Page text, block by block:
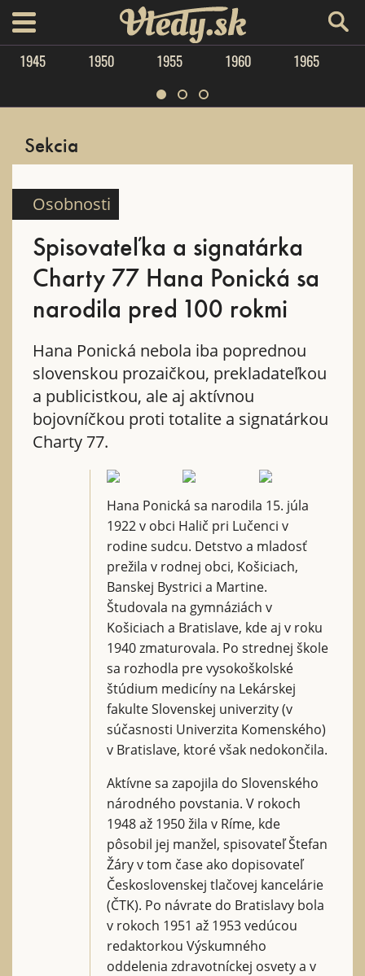
menu Vtedy.sk
1945 1950 1955 1960 1965
Sekcia
Osobnosti
Spisovateľka a signatárka
Charty 77 Hana Ponická sa
narodila pred 100 rokmi
Hana Ponická nebola iba poprednou
slovenskou prozaičkou, prekladateľkou
a publicistkou, ale aj aktívnou
bojovníčkou proti totalite a signatárkou
Charty 77.
Hana Ponická sa narodila 15. júla
1922 v obci Halič pri Lučenci v
rodine sudcu. Detstvo a mladosť
prežila v rodnej obci, Košiciach,
Banskej Bystrici a Martine.
Študovala na gymnáziách v
Košiciach a Bratislave, kde aj v roku
1940 zmaturovala. Po strednej škole
sa rozhodla pre vysokoškolské
štúdium medicíny na Lekárskej
fakulte Slovenskej univerzity (v
súčasnosti Univerzita Komenského)
v Bratislave, ktoré však nedokončila.
Aktívne sa zapojila do Slovenského
národného povstania. V rokoch
1948 až 1950 žila v Ríme, kde
pôsobil jej manžel, spisovateľ Štefan
Žáry v tom čase ako dopisovateľ
Československej tlačovej kancelárie
(ČTK). Po návrate do Bratislavy bola
v rokoch 1951 až 1953 vedúcou
redaktorkou Výskumného
oddelenia zdravotníckej osvety a v